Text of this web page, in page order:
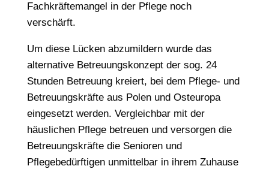
Fachkräftemangel in der Pflege noch
verschärft.
Um diese Lücken abzumildern wurde das
alternative Betreuungskonzept der sog. 24
Stunden Betreuung kreiert, bei dem Pflege- und
Betreuungskräfte aus Polen und Osteuropa
eingesetzt werden. Vergleichbar mit der
häuslichen Pflege betreuen und versorgen die
Betreuungskräfte die Senioren und
Pflegebedürftigen unmittelbar in ihrem Zuhause